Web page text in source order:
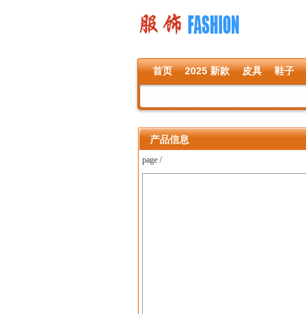
首页 2025 新款 皮具 鞋子
产品信息
page /